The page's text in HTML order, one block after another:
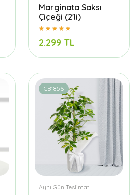
Marginata Saksı
Çiçeği (2'li)
2.299 TL
CB1856
Aynı Gün Teslimat